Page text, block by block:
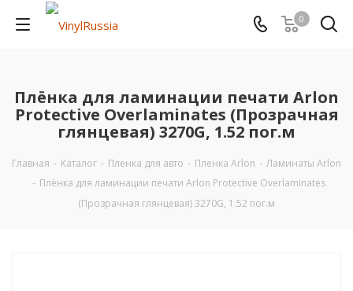
0
Плёнка для ламинации печати Arlon
Protective Overlaminates (Прозрачная
глянцевая) 3270G, 1.52 пог.м
Главная - Каталог - Пленка для авто - Пленка Arlon - Ламинаты Arlon
- Плёнка для ламинации печати Arlon Protective Overlaminates
(Прозрачная глянцевая) 3270G, 1.52 пог.м